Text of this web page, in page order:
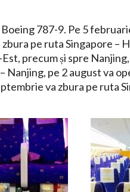
787-9. Pe 5
pe ruta Singapore –
precum și spre
Nanjing, pe 2 august va
va zbura pe ruta